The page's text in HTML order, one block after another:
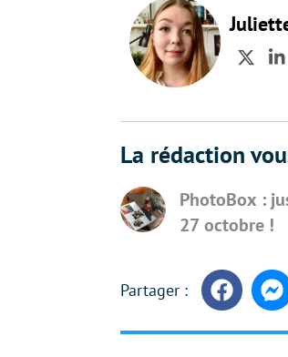
La rédaction
PhotoBox :
27 octobre !
Facebook